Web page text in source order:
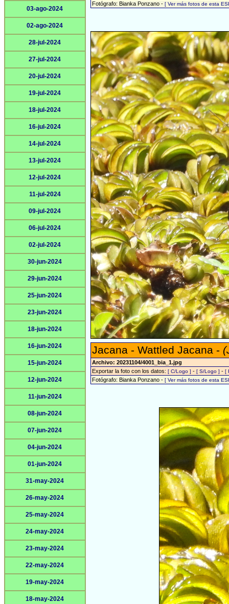
03-ago-2024
02-ago-2024
28-jul-2024
27-jul-2024
20-jul-2024
19-jul-2024
18-jul-2024
16-jul-2024
14-jul-2024
13-jul-2024
12-jul-2024
11-jul-2024
09-jul-2024
06-jul-2024
02-jul-2024
30-jun-2024
29-jun-2024
25-jun-2024
23-jun-2024
18-jun-2024
16-jun-2024
15-jun-2024
12-jun-2024
11-jun-2024
08-jun-2024
07-jun-2024
04-jun-2024
01-jun-2024
31-may-2024
26-may-2024
25-may-2024
24-may-2024
23-may-2024
22-may-2024
19-may-2024
18-may-2024
Fotógrafo: Bianka Ponzano - [ Ver más fotos de esta
Jacana - Wattled Jacana -
Archivo: 20231104/4001_bia_1.jpg
Exportar la foto con los datos: [ C/Logo ] - [ S/Logo ] - [
Fotógrafo: Bianka Ponzano - [ Ver más fotos de esta